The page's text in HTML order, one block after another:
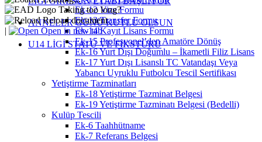
ANNELER GÜNÜ KUTLU OLSUN
U14 LİGİ STATÜ VE FİKSTÜRÜ
Ek-12 Vize Formu
Ek-13 Transfer Formu
Ek-14 Kayıt Lisans Formu
Ek-15 Profesyonel’den Amatöre Dönüş
Ek-16 Yurt Dışı Doğumlu – İkametli Filiz Lisans
Ek-17 Yurt Dışı Lisanslı TC Vatandaşı Veya
Yabancı Uyruklu Futbolcu Tescil Sertifikası
Yetiştirme Tazminatları
Ek-18 Yetiştirme Tazminat Belgesi
Ek-19 Yetiştirme Tazminatı Belgesi (Bedelli)
Kulüp Tescili
Ek-6 Taahhütname
Ek-7 Referans Belgesi
Taking too long?
Reload document
|
Open in new tab